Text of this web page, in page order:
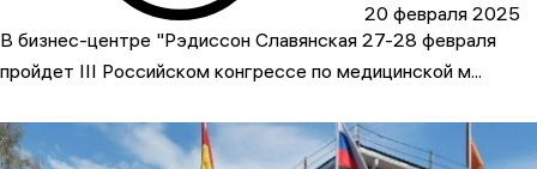
20 февраля 2025
В бизнес-центре "Рэдиссон Славянская 27-28 февраля
пройдет III Российском конгрессе по медицинской м...